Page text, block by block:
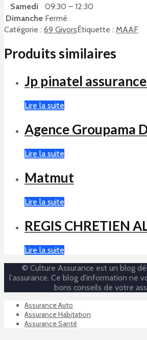
Samedi
09:30 – 12:30
Dimanche Fermé
Catégorie : 69 GivorsÉtiquette : MAAF
Produits similaires
Jp pinatel
Lire la suite
Agence Groupama
Lire la suite
Matmut
Lire la suite
REGIS CHRETIEN
Lire la suite
© Culture Assurance est un blog
l'assurance. Ce blog d'information ne
bons conseils de votre
Assurance Auto
Assurance Habitation
Assurance Santé